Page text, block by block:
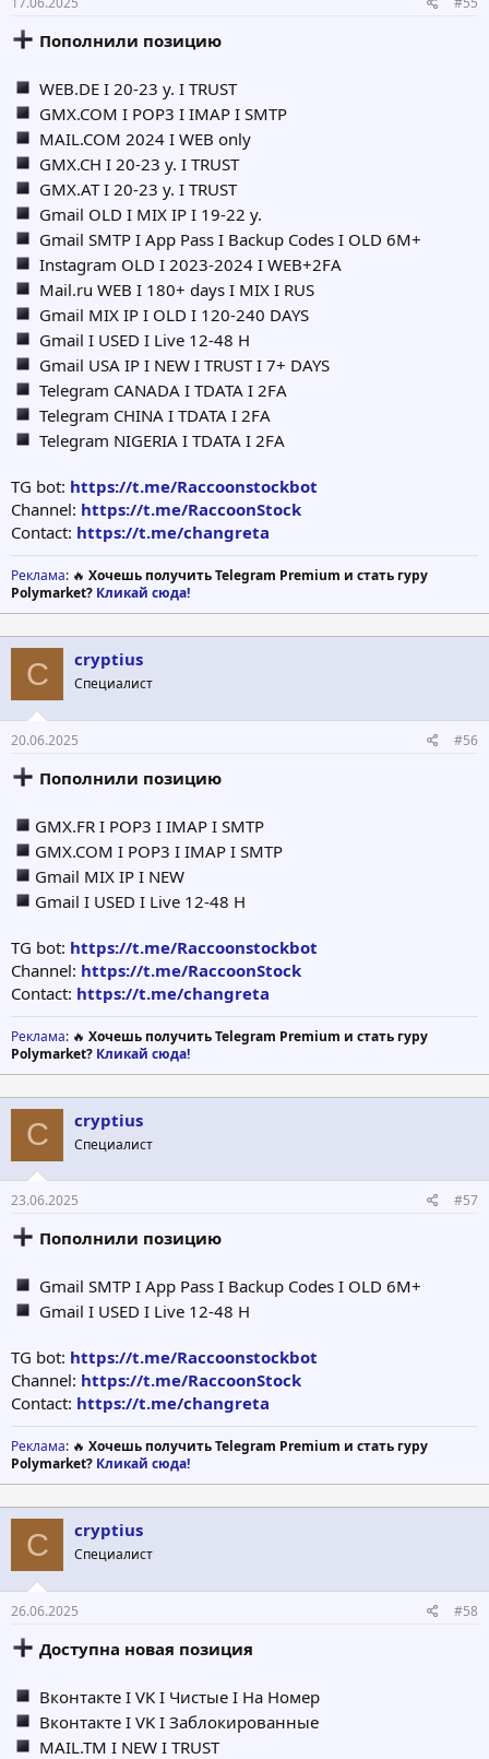
Пополнили позицию
WEB.DE I 20-23 y. I TRUST
GMX.COM I POP3 I IMAP I SMTP
MAIL.COM 2024 I WEB only
GMX.CH I 20-23 y. I TRUST
GMX.AT I 20-23 y. I TRUST
Gmail OLD I MIX IP I 19-22 y.
Gmail SMTP I App Pass I Backup Codes I OLD 6M+
Instagram OLD I 2023-2024 I WEB+2FA
Mail.ru WEB I 180+ days I MIX I RUS
Gmail MIX IP I OLD I 120-240 DAYS
Gmail I USED I Live 12-48 H
Gmail USA IP I NEW I TRUST I 7+ DAYS
Telegram CANADA I TDATA I 2FA
Telegram CHINA I TDATA I 2FA
Telegram NIGERIA I TDATA I 2FA
TG bot: https://t.me/Raccoonstockbot
Channel: https://t.me/RaccoonStock
Contact: https://t.me/changreta
Реклама: 🔥 Хочешь получить Telegram Premium и стать гуру
Polymarket? Кликай сюда!
C cryptius
Специалист
20.06.2025 #56
Пополнили позицию
GMX.FR I POP3 I IMAP I SMTP
GMX.COM I POP3 I IMAP I SMTP
Gmail MIX IP I NEW
Gmail I USED I Live 12-48 H
TG bot: https://t.me/Raccoonstockbot
Channel: https://t.me/RaccoonStock
Contact: https://t.me/changreta
Реклама: 🔥 Хочешь получить Telegram Premium и стать гуру
Polymarket? Кликай сюда!
C cryptius
Специалист
23.06.2025 #57
Пополнили позицию
Gmail SMTP I App Pass I Backup Codes I OLD 6M+
Gmail I USED I Live 12-48 H
TG bot: https://t.me/Raccoonstockbot
Channel: https://t.me/RaccoonStock
Contact: https://t.me/changreta
Реклама: 🔥 Хочешь получить Telegram Premium и стать гуру
Polymarket? Кликай сюда!
C cryptius
Специалист
26.06.2025 #58
Доступна новая позиция
Вконтакте I VK I Чистые I На Номер
Вконтакте I VK I Заблокированные
MAIL.TM I NEW I TRUST